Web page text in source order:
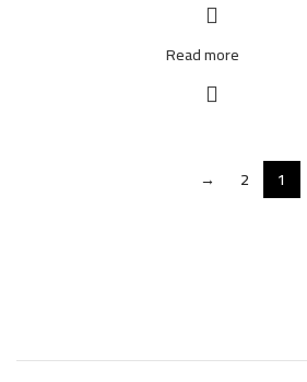
Read more
1
2
→